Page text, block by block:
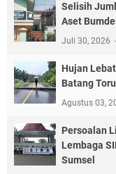
Selisih
Aset
Juli 30, 2026
Hujan
Batang
Agustus 03,
Persoalan
Lembaga
Sumsel